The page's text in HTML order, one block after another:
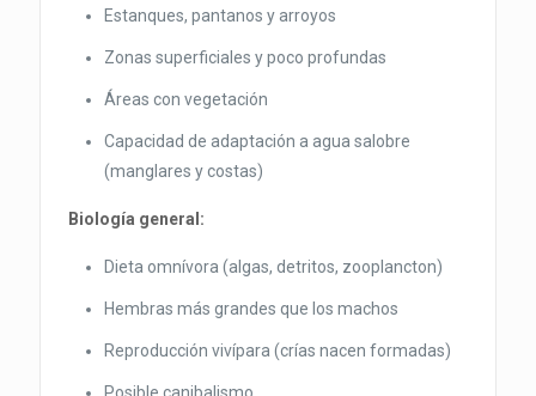
Estanques, pantanos y arroyos
Zonas superficiales y poco profundas
Áreas con vegetación
Capacidad de adaptación a agua salobre
(manglares y costas)
Biología general:
Dieta omnívora (algas, detritos, zooplancton)
Hembras más grandes que los machos
Reproducción vivípara (crías nacen formadas)